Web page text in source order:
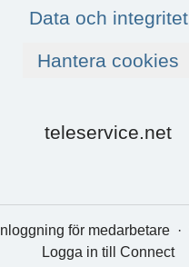
Data och integritet
Hantera cookies
teleservice.net
Inloggning för medarbetare ·
Logga in till Connect